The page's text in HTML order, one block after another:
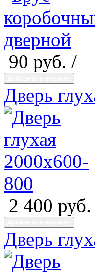
90 руб. /
Дверь
2 400
Дверь